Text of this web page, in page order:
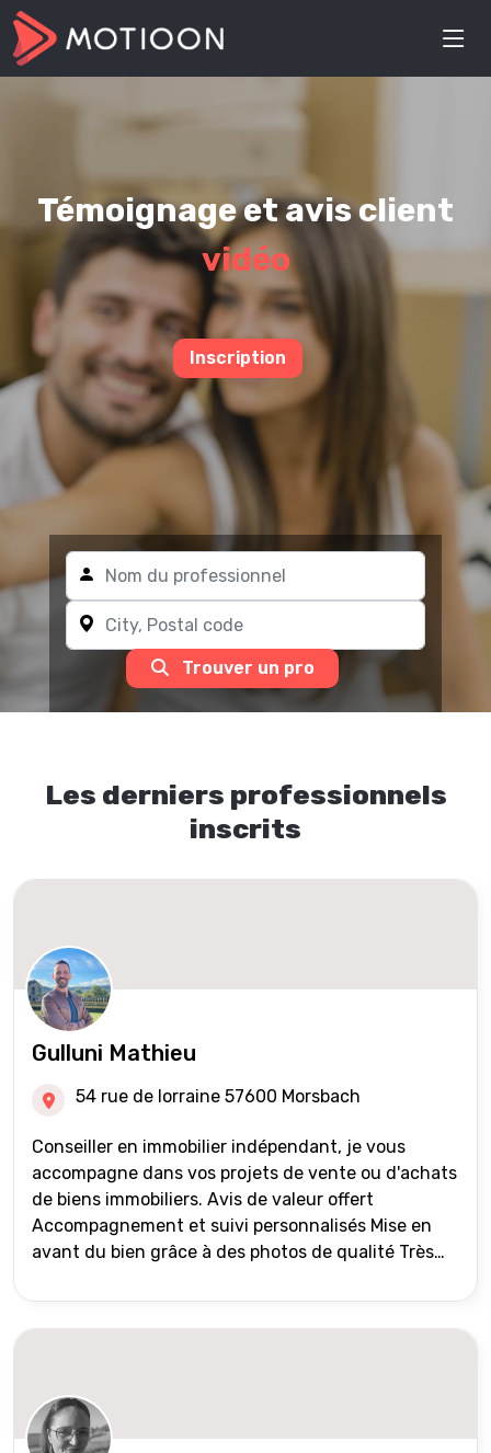
Témoignage et avis client
vidéo
Inscription
Trouver un pro
Les derniers professionnels
inscrits
Gulluni Mathieu
54 rue de lorraine 57600 Morsbach
Conseiller en immobilier indépendant, je vous
accompagne dans vos projets de vente ou d'achats
de biens immobiliers. Avis de valeur offert
Accompagnement et suivi personnalisés Mise en
avant du bien grâce à des photos de qualité Très
international) Validation du financement des
acquéreurs auprès de partenaires financiers
réseau Iad France et Iad Deutschland Inter agence